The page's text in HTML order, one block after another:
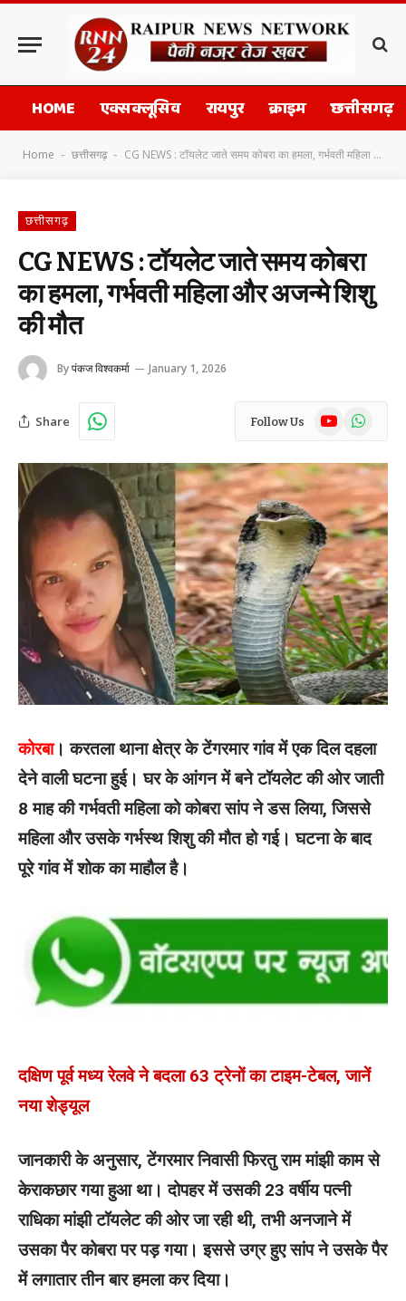
HOME एक्सक्लूसिव रायपुर क्राइम छत्तीसगढ़
Home - छत्तीसगढ़ - CG NEWS : टॉयलेट जाते समय कोबरा का हमला, गर्भवती महिला और अजन्मे शिशु की मौत
छत्तीसगढ़
CG NEWS : टॉयलेट जाते समय कोबरा
का हमला, गर्भवती महिला और अजन्मे शिशु
की मौत
Byपंकज विश्वकर्मा January 1, 2026
Share Follow Us YouTubeWhatsApp
कोरबा। करतला थाना क्षेत्र के टेंगरमार गांव में एक दिल दहला
देने वाली घटना हुई। घर के आंगन में बने टॉयलेट की ओर जाती
8 माह की गर्भवती महिला को कोबरा सांप ने डस लिया, जिससे
महिला और उसके गर्भस्थ शिशु की मौत हो गई। घटना के बाद
पूरे गांव में शोक का माहौल है।
दक्षिण पूर्व मध्य रेलवे ने बदला 63 ट्रेनों का टाइम-टेबल, जानें
नया शेड्यूल
जानकारी के अनुसार, टेंगरमार निवासी फिरतु राम मांझी काम से
केराकछार गया हुआ था। दोपहर में उसकी 23 वर्षीय पत्नी
राधिका मांझी टॉयलेट की ओर जा रही थी, तभी अनजाने में
उसका पैर कोबरा पर पड़ गया। इससे उग्र हुए सांप ने उसके पैर
में लगातार तीन बार हमला कर दिया।